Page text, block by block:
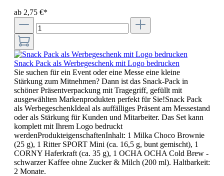
ab 2,75 €*
Snack Pack als Werbegeschenk mit Logo bedrucken
Sie suchen für ein Event oder eine Messe eine kleine
Stärkung zum Mitnehmen? Dann ist das Snack-Pack in
schöner Präsentverpackung mit Tragegriff, gefüllt mit
ausgewählten Markenprodukten perfekt für Sie!Snack Pack
als WerbegeschenkIdeal als auffälliges Präsent am Messestand
oder als Stärkung für Kunden und Mitarbeiter. Das Set kann
komplett mit Ihrem Logo bedruckt
werdenProdukteigenschaftenInhalt: 1 Milka Choco Brownie
(25 g), 1 Ritter SPORT Mini (ca. 16,5 g, bunt gemischt), 1
CORNY Haferkraft (ca. 35 g), 1 OCHA OCHA Cold Brew -
schwarzer Kaffee ohne Zucker & Milch (200 ml). Haltbarkeit:
2 Monate.